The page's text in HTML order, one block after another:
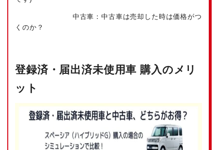
中古車：中古車は売却した時は価格がつ
くのか？
登録済・届出済未使用車 購入のメリ
ット